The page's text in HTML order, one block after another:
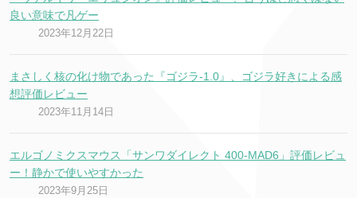
良い意味で凡ゲー
2023年12月22日
まさしく核の化け物であった『ゴジラ-1.0』、ゴジラ好きによる感
想評価レビュー
2023年11月14日
エルゴノミクスマウス「サンワダイレクト 400-MAD6」評価レビュ
ー！静かで使いやすかった
2023年9月25日